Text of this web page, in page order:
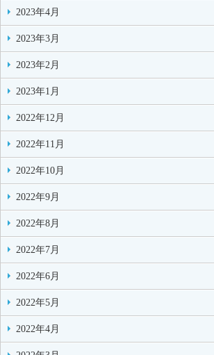
2023年4月
2023年3月
2023年2月
2023年1月
2022年12月
2022年11月
2022年10月
2022年9月
2022年8月
2022年7月
2022年6月
2022年5月
2022年4月